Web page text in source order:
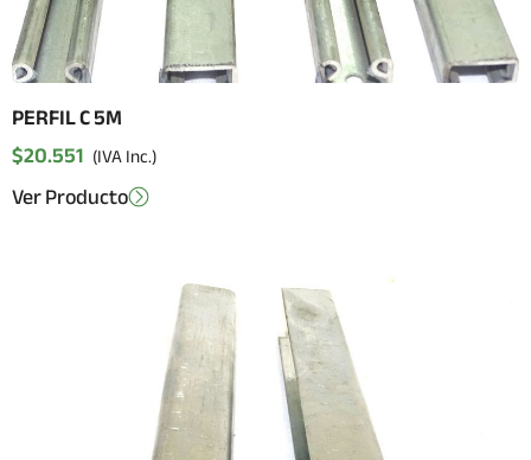
PERFIL C 5M
$20.551 (IVA Inc.)
Ver Producto